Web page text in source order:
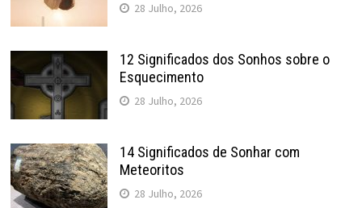
28 Julho, 2026
12 Significados dos Sonhos sobre o
Esquecimento
28 Julho, 2026
14 Significados de Sonhar com
Meteoritos
28 Julho, 2026